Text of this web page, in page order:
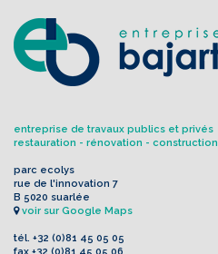
entreprise de travaux publics et privés
restauration - rénovation - construction
parc ecolys
rue de l'innovation 7
B 5020 suarlée
voir sur Google Maps
tél. +32 (0)81 45 05 05